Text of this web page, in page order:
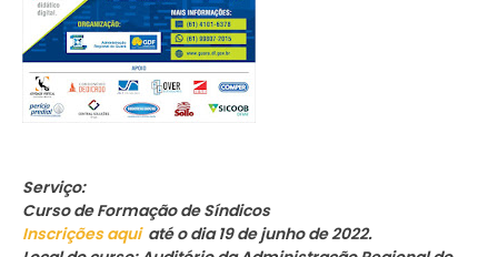
Serviço:
Curso de Formação de Síndicos
Inscrições aqui até o dia 19 de junho de 2022.